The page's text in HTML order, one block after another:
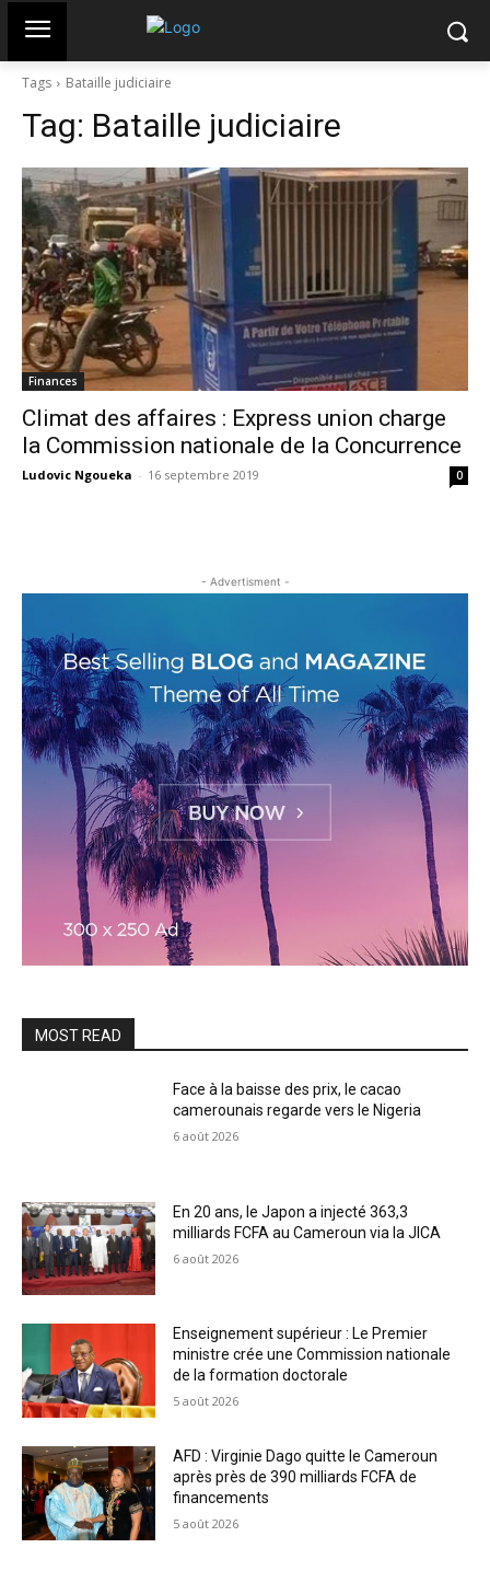
Tags Bataille judiciaire
Tag: Bataille judiciaire
Finances
Climat des affaires : Express union charge
la Commission nationale de la Concurrence
Ludovic Ngoueka - 16 septembre 2019 0
- Advertisment -
MOST READ
Face à la baisse des prix, le cacao
camerounais regarde vers le Nigeria
6 août 2026
En 20 ans, le Japon a injecté 363,3
milliards FCFA au Cameroun via la JICA
6 août 2026
Enseignement supérieur : Le Premier
ministre crée une Commission nationale
de la formation doctorale
5 août 2026
AFD : Virginie Dago quitte le Cameroun
après près de 390 milliards FCFA de
financements
5 août 2026